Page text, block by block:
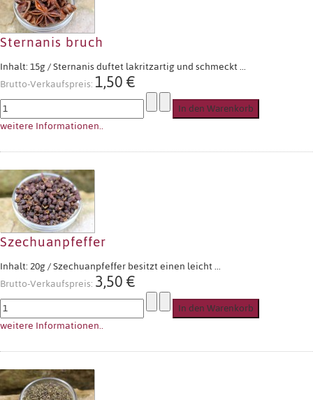
Sternanis bruch
Inhalt: 15g / Sternanis duftet lakritzartig und schmeckt ...
Brutto-Verkaufspreis:1,50 €
weitere Informationen..
Szechuanpfeffer
Inhalt: 20g / Szechuanpfeffer besitzt einen leicht ...
Brutto-Verkaufspreis:3,50 €
weitere Informationen..